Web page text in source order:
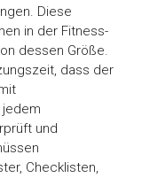
Diese
in der Fitness-
dessen Größe.
dass der
und
Checklisten,